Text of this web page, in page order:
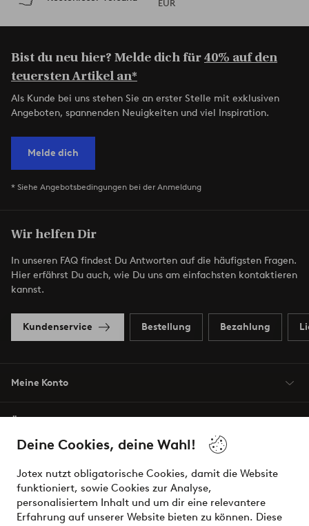
Deine Cookies, deine Wahl!
Jotex nutzt obligatorische Cookies, damit die Website
funktioniert, sowie Cookies zur Analyse,
personalisiertem Inhalt und um dir eine relevantere
Erfahrung auf unserer Website bieten zu können. Diese
EUR
Bist du neu hier? Melde dich für40% auf den
teuersten Artikel an*
Als Kunde bei uns stehen Sie an erster Stelle mit exklusiven
Angeboten, spannenden Neuigkeiten und viel Inspiration.
Melde dich
* Siehe Angebotsbedingungen bei der Anmeldung
Wir helfen Dir
In unseren FAQ findest Du Antworten auf die häufigsten Fragen.
Hier erfährst Du auch, wie Du uns am einfachsten kontaktieren
kannst.
Kundenservice Bestellung Bezahlung
Meine Konto
Bedingungen